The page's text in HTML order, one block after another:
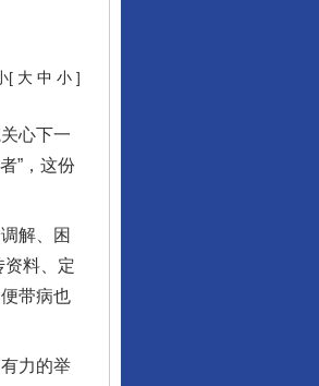
[ 大 中 小 ]
心下一
”，这份
解、困
资料、定
带病也
力的举